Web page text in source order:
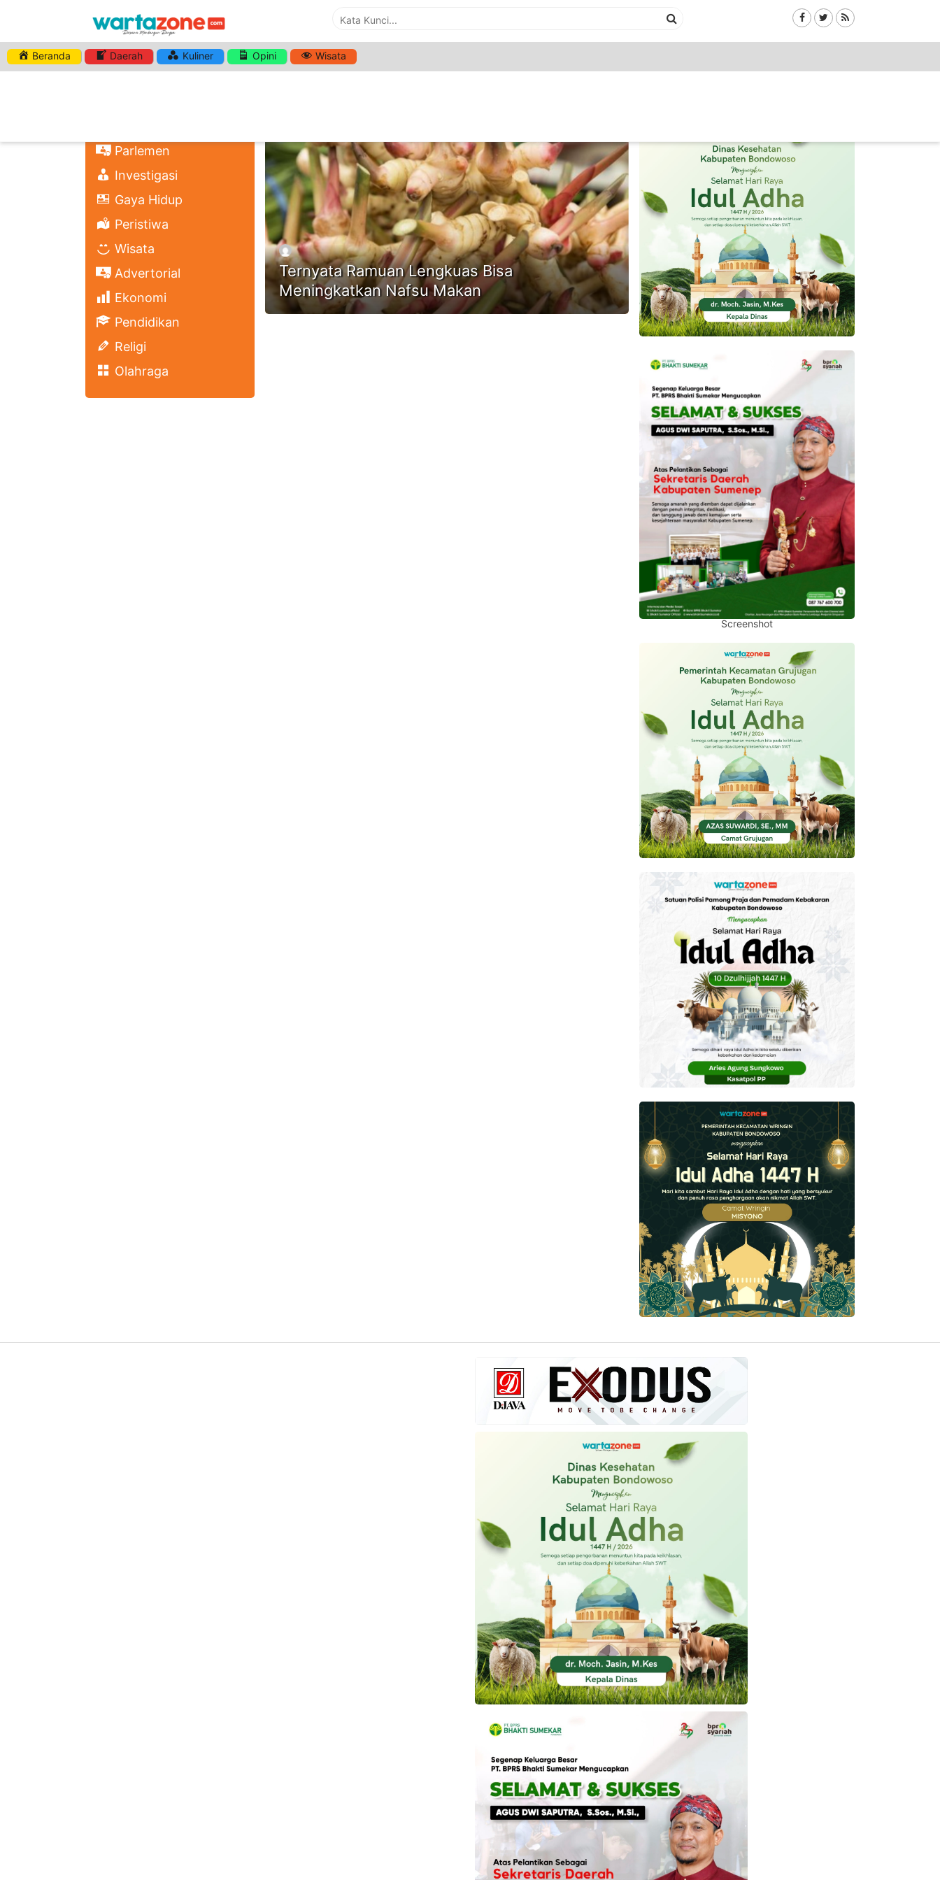
Beranda Daerah Kuliner Opini Wisata
Parlemen
Investigasi
Gaya Hidup
Peristiwa
Wisata
Advertorial
Ekonomi
Pendidikan
Religi
Olahraga
HASHTAG:LENGKUAS
Ternyata Ramuan Lengkuas Bisa
Meningkatkan Nafsu Makan
Screenshot